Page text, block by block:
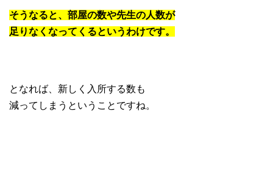
そうなると、部屋の数や先生の人数が
足りなくなってくるというわけです。
となれば、新しく入所する数も
減ってしまうということですね。